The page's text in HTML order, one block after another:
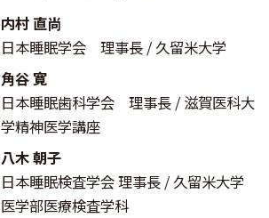
内村 直尚
日本睡眠学会 理事長 / 久留米大学
角谷 寛
日本睡眠歯科学会 理事長 / 滋賀医科大
学精神医学講座
八木 朝子
日本睡眠検査学会 理事長 / 久留米大学
医学部医療検査学科